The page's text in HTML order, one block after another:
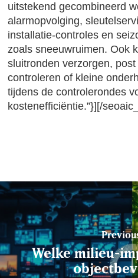
uitstekend gecombineerd
alarmopvolging,
installatie-controles en
zoals sneeuwruimen. Ook
sluitronden verzorgen,
controleren of kleine
tijdens de controlerondes
kostenefficiëntie.”}][/
Welke milieu-